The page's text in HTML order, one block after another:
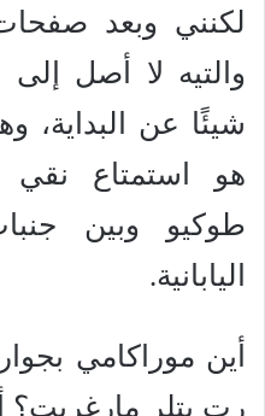
لكنني وبعد
والتيه لا أصل إلى
شيئًا عن البداية،
هو استمتاع نقي
طوكيو وبين
اليابانية.
أين موراكامي
رت بتلر مارغريت؟